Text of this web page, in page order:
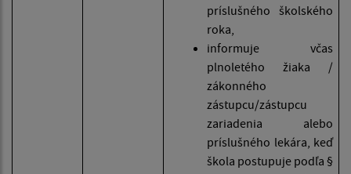
príslušného školského
roka,
informuje včas
plnoletého žiaka /
zákonného
zástupcu/zástupcu
zariadenia alebo
príslušného lekára, keď
škola postupuje podľa §